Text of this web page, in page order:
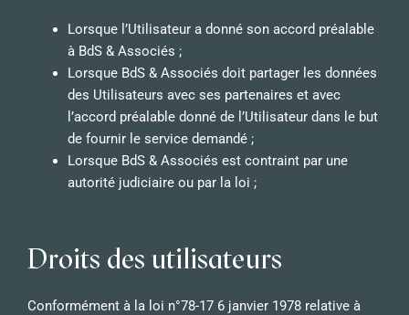
Lorsque l’Utilisateur a donné son accord préalable
à BdS & Associés ;
Lorsque BdS & Associés doit partager les données
des Utilisateurs avec ses partenaires et avec
l’accord préalable donné de l’Utilisateur dans le but
de fournir le service demandé ;
Lorsque BdS & Associés est contraint par une
autorité judiciaire ou par la loi ;
Droits des utilisateurs
Conformément à la loi n°78-17 6 janvier 1978 relative à